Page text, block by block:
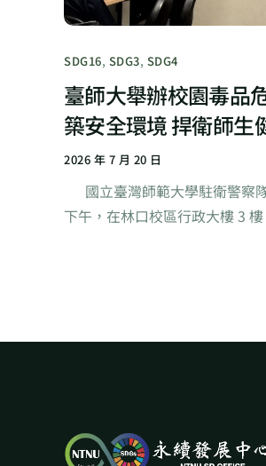
SDG16, SDG3, SDG4
臺師大舉辦校園毒品
築安全環境 捍衛師生
2026 年 7 月 20 日
國立臺灣師範大學駐衛警察
下午，在林口校區行政大樓 3